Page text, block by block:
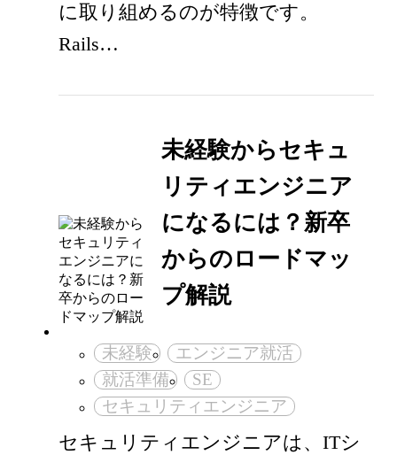
に取り組めるのが特徴です。
Rails…
未経験からセキュ
リティエンジニア
になるには？新卒
からのロードマッ
プ解説
未経験
エンジニア就活
就活準備
SE
セキュリティエンジニア
セキュリティエンジニアは、ITシ